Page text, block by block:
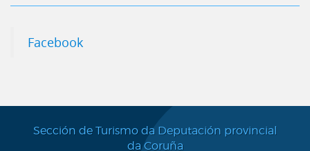
Facebook
Sección de Turismo da Deputación provincial
da Coruña